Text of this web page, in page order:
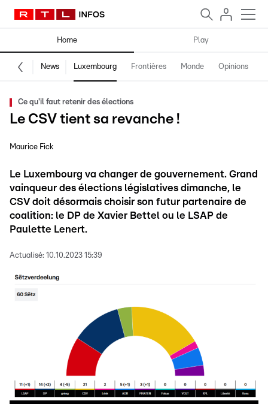
Home Play
News Luxembourg Frontières Monde Opinions
Ce qu'il faut retenir des élections
Le CSV tient sa revanche !
Maurice Fick
Le Luxembourg va changer de gouvernement. Grand
vainqueur des élections législatives dimanche, le
CSV doit désormais choisir son futur partenaire de
coalition: le DP de Xavier Bettel ou le LSAP de
Paulette Lenert.
Actualisé: 10.10.2023 15:39